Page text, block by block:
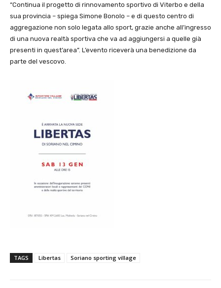
“Continua il progetto di rinnovamento sportivo di Viterbo e della
sua provincia – spiega Simone Bonolo – e di questo centro di
aggregazione non solo legata allo sport, grazie anche all’ingresso
di una nuova realtà sportiva che va ad aggiungersi a quelle già
presenti in quest’area”. L’evento riceverà una benedizione da
parte del vescovo.
TAGS Libertas Soriano sporting village